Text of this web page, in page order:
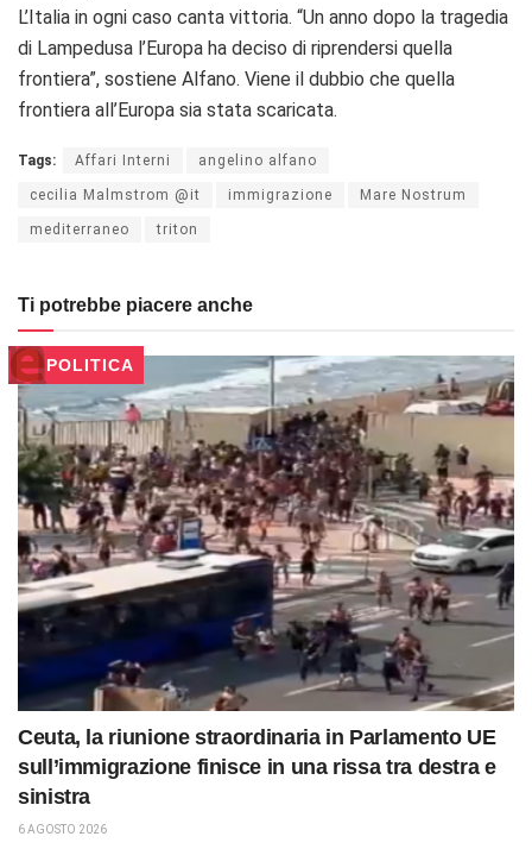
L’Italia in ogni caso canta vittoria. “Un anno dopo la tragedia
di Lampedusa l’Europa ha deciso di riprendersi quella
frontiera”, sostiene Alfano. Viene il dubbio che quella
frontiera all’Europa sia stata scaricata.
Tags: Affari Interni angelino alfano
cecilia Malmstrom @it immigrazione Mare Nostrum
mediterraneo triton
Ti potrebbe piacere anche
POLITICA
Ceuta, la riunione straordinaria in Parlamento UE
sull’immigrazione finisce in una rissa tra destra e
sinistra
6 AGOSTO 2026